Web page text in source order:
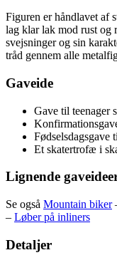
Figuren er håndlavet af
lag klar lak mod rust og
svejsninger og sin
tråd gennem alle
Gaveide
Gave til teenager
Fødselsdagsgave
Et skatertrofæ i
Lignende
Se også Mountain biker
– Løber på inliners
Detaljer